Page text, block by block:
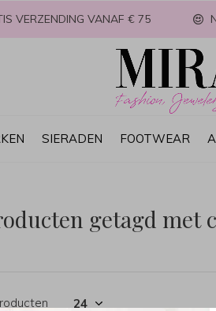
SIERADEN FOOTWEAR
VERZENDING VANAF € 75
getagd met